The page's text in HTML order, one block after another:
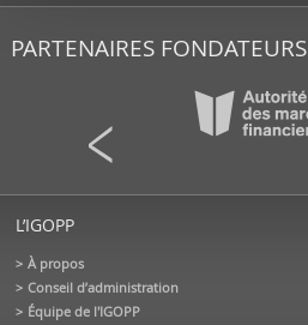
PARTENAIRES FONDATEURS
L’IGOPP
À propos
Conseil d’administration
Équipe de l'IGOPP